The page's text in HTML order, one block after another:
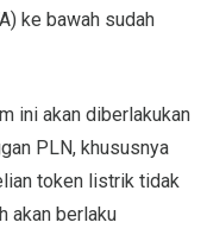
ke bawah sudah
ini akan diberlakukan
PLN, khususnya
token listrik tidak
akan berlaku